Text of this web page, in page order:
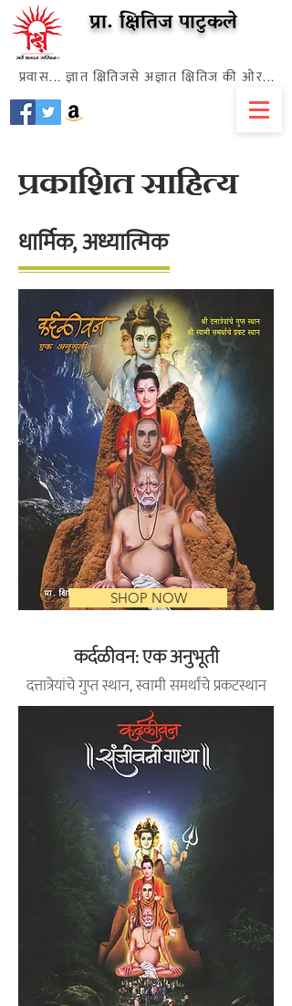
प्रा. क्षितिज पाटुकले
प्रवास... ज्ञात क्षितिजसे अज्ञात क्षितिज की ओर...
प्रकाशित साहित्य
धार्मिक, अध्यात्मिक
SHOP NOW
कर्दळीवन: एक अनुभूती
दत्तात्रेयांचे गुप्त स्थान, स्वामी समर्थांचे प्रकटस्थान